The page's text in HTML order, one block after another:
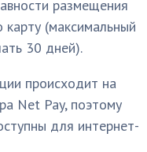
размещения
карту (максимальный
30 дней).
происходит на
Net Pay, поэтому
для интернет-